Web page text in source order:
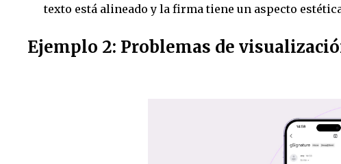
texto está alineado y la firma tiene un aspecto
Ejemplo 2: Problemas de